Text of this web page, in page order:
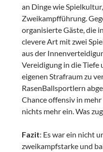
an Dinge wie
Zweikampfführung.
organisierte Gäste, die
clevere Art mit zwei
aus der
Vereidigung in die
eigenen Strafraum zu
RasenBallsportlern
Chance offensiv in
nichts mehr ein. Was
Fazit: Es war ein nicht
zweikampfstarke und